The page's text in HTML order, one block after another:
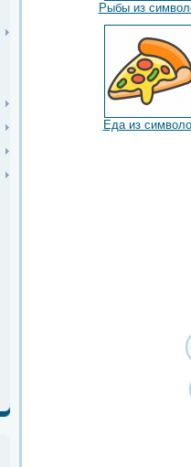
Рыбы из
Еда из